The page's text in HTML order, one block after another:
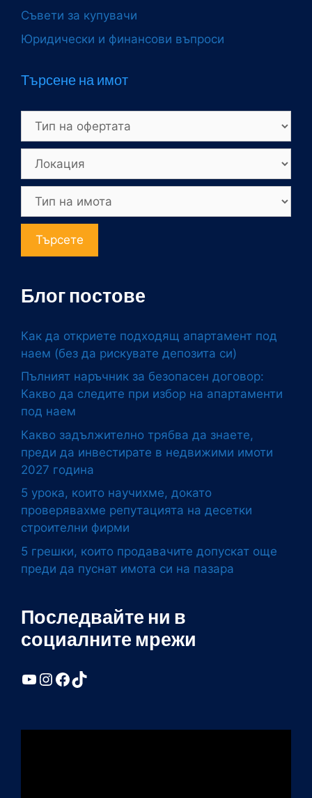
Съвети за купувачи
Юридически и финансови въпроси
Търсене на имот
Търсете
Блог постове
Как да откриете подходящ апартамент под
наем (без да рискувате депозита си)
Пълният наръчник за безопасен договор:
Какво да следите при избор на апартаменти
под наем
Какво задължително трябва да знаете,
преди да инвестирате в недвижими имоти
2027 година
5 урока, които научихме, докато
проверявахме репутацията на десетки
строителни фирми
5 грешки, които продавачите допускат още
преди да пуснат имота си на пазара
Последвайте ни в
социалните мрежи
YouTube
Instagram
Facebook
TikTok